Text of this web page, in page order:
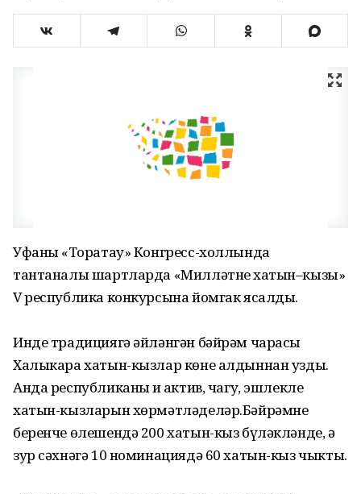
Уфаның «Торатау» Конгресс-холлында
тантаналы шартларда «Милләтнең хатын–кызы»
V республика конкурсына йомгак ясалды.
Инде традициягә әйләнгән бәйрәм чарасы
Халыкара хатын-кызлар көне алдыннан узды.
Анда республиканың иң актив, чагу, эшлекле
хатын-кызларын хөрмәтләделәр.Бәйрәмнең
беренче өлешендә 200 хатын-кыз бүләкләнде, ә
зур сәхнәгә 10 номинациядә 60 хатын-кыз чыкты.